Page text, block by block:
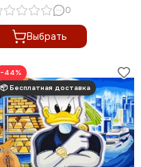
0
Выбрать
−44%